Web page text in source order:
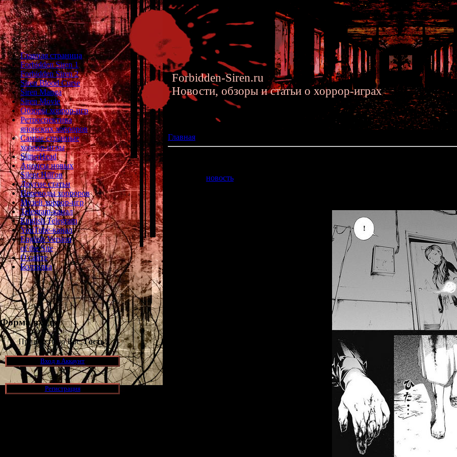
Главная страница
Forbidden Siren 1
Forbidden Siren 2
Siren Blood Curse
Siren Manga
Siren Movie
Обзоры хоррор-игр
Ретроспектива
японских хорроров
Самые странные
хоррор-игры
SlitterHead
Анонсы новых
Silent Hill'ов
Другие статьи
Переводы хорроров
Музей хоррор-игр
Telegram-канал
English Telegram
YouTube-канал
English Version
of the Site
О сайте
Болталка
Форма входа
Приветствую Вас,Гость!
Вход в Аккаунт
Регистрация
Forbidden-Siren.ru
Новости, обзоры и статьи о хоррор-играх
Главная
новость